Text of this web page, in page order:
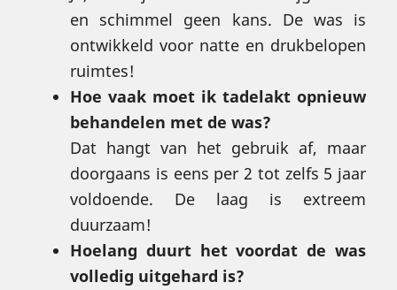
en schimmel geen kans. De was is
ontwikkeld voor natte en drukbelopen
ruimtes!
Hoe vaak moet ik tadelakt opnieuw
behandelen met de was?
Dat hangt van het gebruik af, maar
doorgaans is eens per 2 tot zelfs 5 jaar
voldoende. De laag is extreem
duurzaam!
Hoelang duurt het voordat de was
volledig uitgehard is?